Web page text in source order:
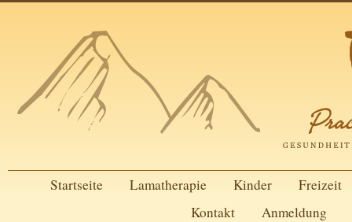
Startseite Lamatherapie Kinder
Freizeit
Kontakt
Anmeldung